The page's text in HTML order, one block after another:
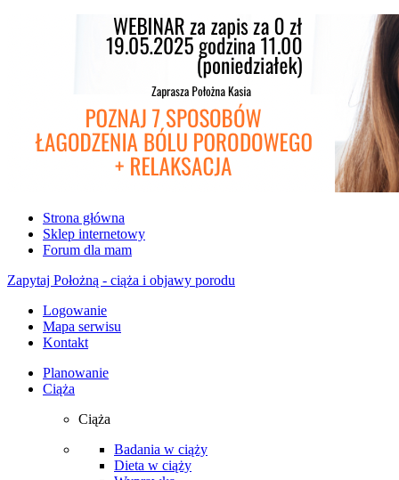
Strona główna
Sklep internetowy
Forum dla mam
Zapytaj Położną - ciąża i objawy porodu
Logowanie
Mapa serwisu
Kontakt
Planowanie
Ciąża
Ciąża
Badania w ciąży
Dieta w ciąży